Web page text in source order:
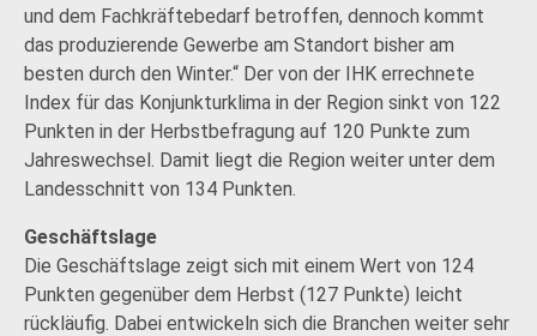
und dem Fachkräftebedarf betroffen, dennoch kommt
das produzierende Gewerbe am Standort bisher am
besten durch den Winter.“ Der von der IHK errechnete
Index für das Konjunkturklima in der Region sinkt von 122
Punkten in der Herbstbefragung auf 120 Punkte zum
Jahreswechsel. Damit liegt die Region weiter unter dem
Landesschnitt von 134 Punkten.
Geschäftslage
Die Geschäftslage zeigt sich mit einem Wert von 124
Punkten gegenüber dem Herbst (127 Punkte) leicht
rückläufig. Dabei entwickeln sich die Branchen weiter sehr